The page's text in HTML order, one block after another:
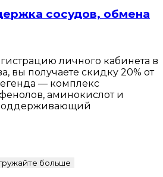
сосудов, обмена
личного кабинета в
вы получаете скидку 20% от
— комплекс
аминокислот и
больше